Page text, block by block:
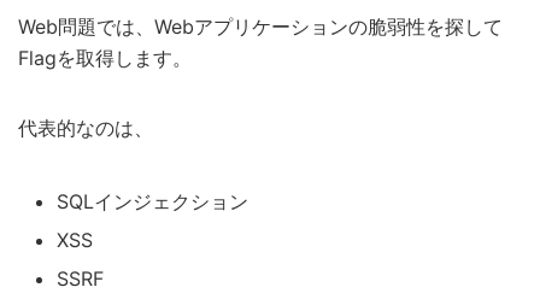
Web問題では、Webアプリケーションの脆弱性を探して
Flagを取得します。
代表的なのは、
SQLインジェクション
XSS
SSRF